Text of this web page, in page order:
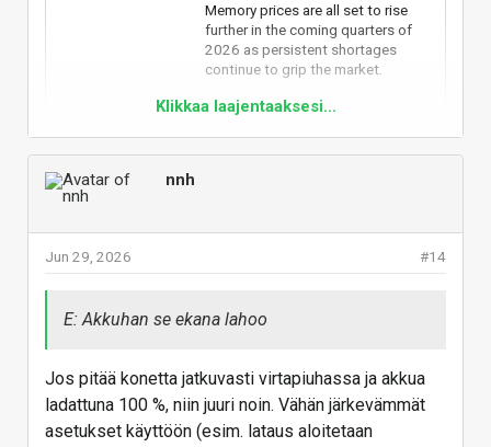
Memory prices are all set to rise
further in the coming quarters of
2026 as persistent shortages
continue to grip the market.
wccftech.com
umpeutua ja alkaa loppukiri hallin takanurkassa
olevasta muutamasta jäljelläolevasta muistilavasta.
menisi korkeammalla hinnalla kaupaksi (osta nyt
ennenkuin loppuu ja hinnat nousee). Tämä on vanha
kikka että toimitusaika on 8 viikkoa sen takia että
asiakas kokee että varastot on tyhjät ja/tai
räätälöidään juuri hänelle, vaikka ne ei oikeasti ole ja
Klikkaa laajentaaksesi...
nnh
#14
Jun 29, 2026
E: Akkuhan se ekana lahoo
Jos pitää konetta jatkuvasti virtapiuhassa ja akkua
ladattuna 100 %, niin juuri noin. Vähän järkevämmät
asetukset käyttöön (esim. lataus aloitetaan